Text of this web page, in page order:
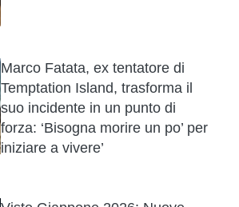
Marco Fatata, ex tentatore di
Temptation Island, trasforma il
suo incidente in un punto di
forza: ‘Bisogna morire un po’ per
iniziare a vivere’